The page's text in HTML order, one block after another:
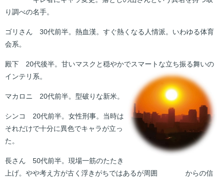
り調べの名手。
ゴリさん 30代前半。熱血漢。すぐ熱くなる人情派。いわゆる体育
会系。
殿下 20代後半。甘いマスクと穏やかでスマートな立ち振る舞いの
インテリ系。
マカロニ 20代前半。型破りな新米。
シンコ 20代前半。女性刑事。当時は
それだけで十分に異色でキャラが立っ
た。
長さん 50代前半。現場一筋のたたき
上げ。やや考え方が古く浮きがちではあるが周囲
からの信